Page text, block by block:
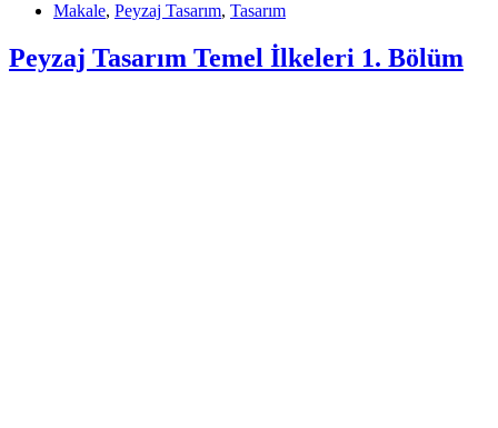
Makale, Peyzaj Tasarım, Tasarım
Peyzaj Tasarım Temel İlkeleri 1. Bölüm